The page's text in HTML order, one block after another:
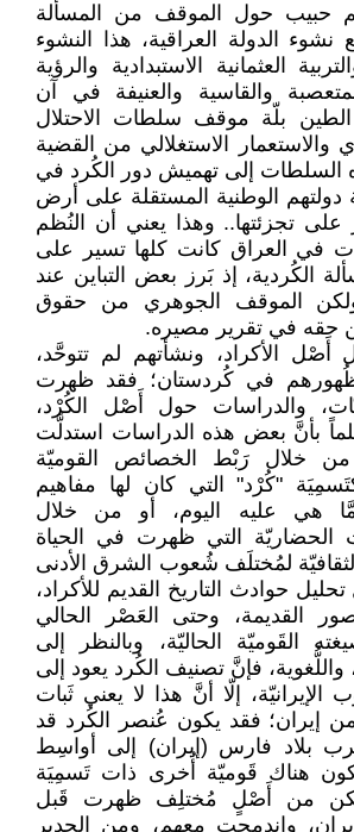
حبيب حول الموقف من المسألة
نشوء الدولة العراقية، هذا النشوء
العثمانية الاستبدادية والرؤية
والقاسية والعنيفة في آن
بلّة موقف سلطات الاحتلال
والاستعمار الاستغلالي من القضية
السلطات إلى تهميش دور الكُرد في
دولتهم الوطنية المستقلة على أرض
على تجزئتها.. وهذا يعني أن النُظم
في العراق كانت كلها تسير على
الكُردية، إذ بَرز بعض التباين عند
ولكن الموقف الجوهري من حقوق
حقه في تقرير مصيره.
أَصْل الأكراد، ونشأتهم لم تتوحَّد،
في كُردستان؛ فقد ظهرت
والدراسات حول أَصْل الكُرْد،
بأنَّ بعض هذه الدراسات استدلَّت
خلال رَبْط الخصائص القوميّة
"كُرْد" التي كان لها مفاهيم
هي عليه اليوم، أو من خلال
الحضاريّة التي ظهرت في الحياة
والثقافيّة لمُختلَف شُعوب الشرق الأدنى
حوادث التاريخ القديم للأكراد،
القديمة، وحتى العَصْر الحالي
القَوميّة الحاليّة، وبالنظر إلى
واللُّغوية، فإنَّ تصنيف الكُرد يعود إلى
إلّا أنَّ هذا لا يعني ثَبات
من إيران؛ فقد يكون عُنصر الكُرد قد
بلاد فارس (إيران) إلى أواسِط
هناك قَوميّة أُخرى ذات تَسمِيَة
من أَصْلٍ مُختلِف ظهرت قَبل
واندمجت معهم، ومن الجدير